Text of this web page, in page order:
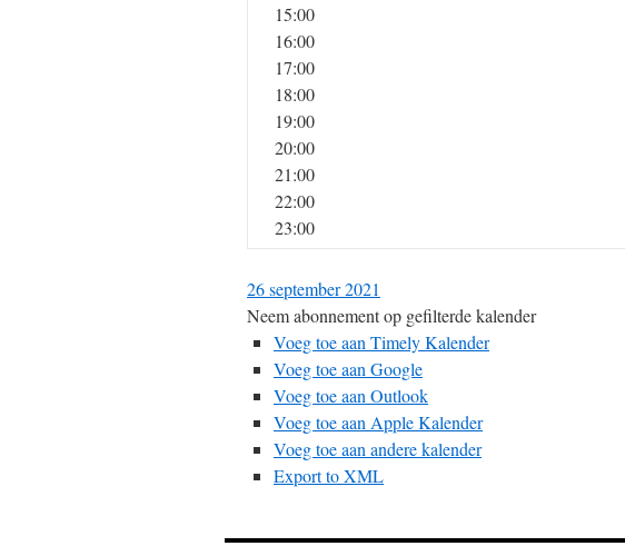
15:00
16:00
17:00
18:00
19:00
20:00
21:00
22:00
23:00
26 september 2021
Neem abonnement op gefilterde kalender
Voeg toe aan Timely Kalender
Voeg toe aan Google
Voeg toe aan Outlook
Voeg toe aan Apple Kalender
Voeg toe aan andere kalender
Export to XML